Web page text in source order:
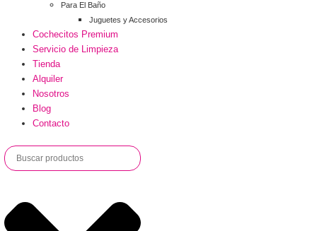
Para El Baño
Juguetes y Accesorios
Cochecitos Premium
Servicio de Limpieza
Tienda
Alquiler
Nosotros
Blog
Contacto